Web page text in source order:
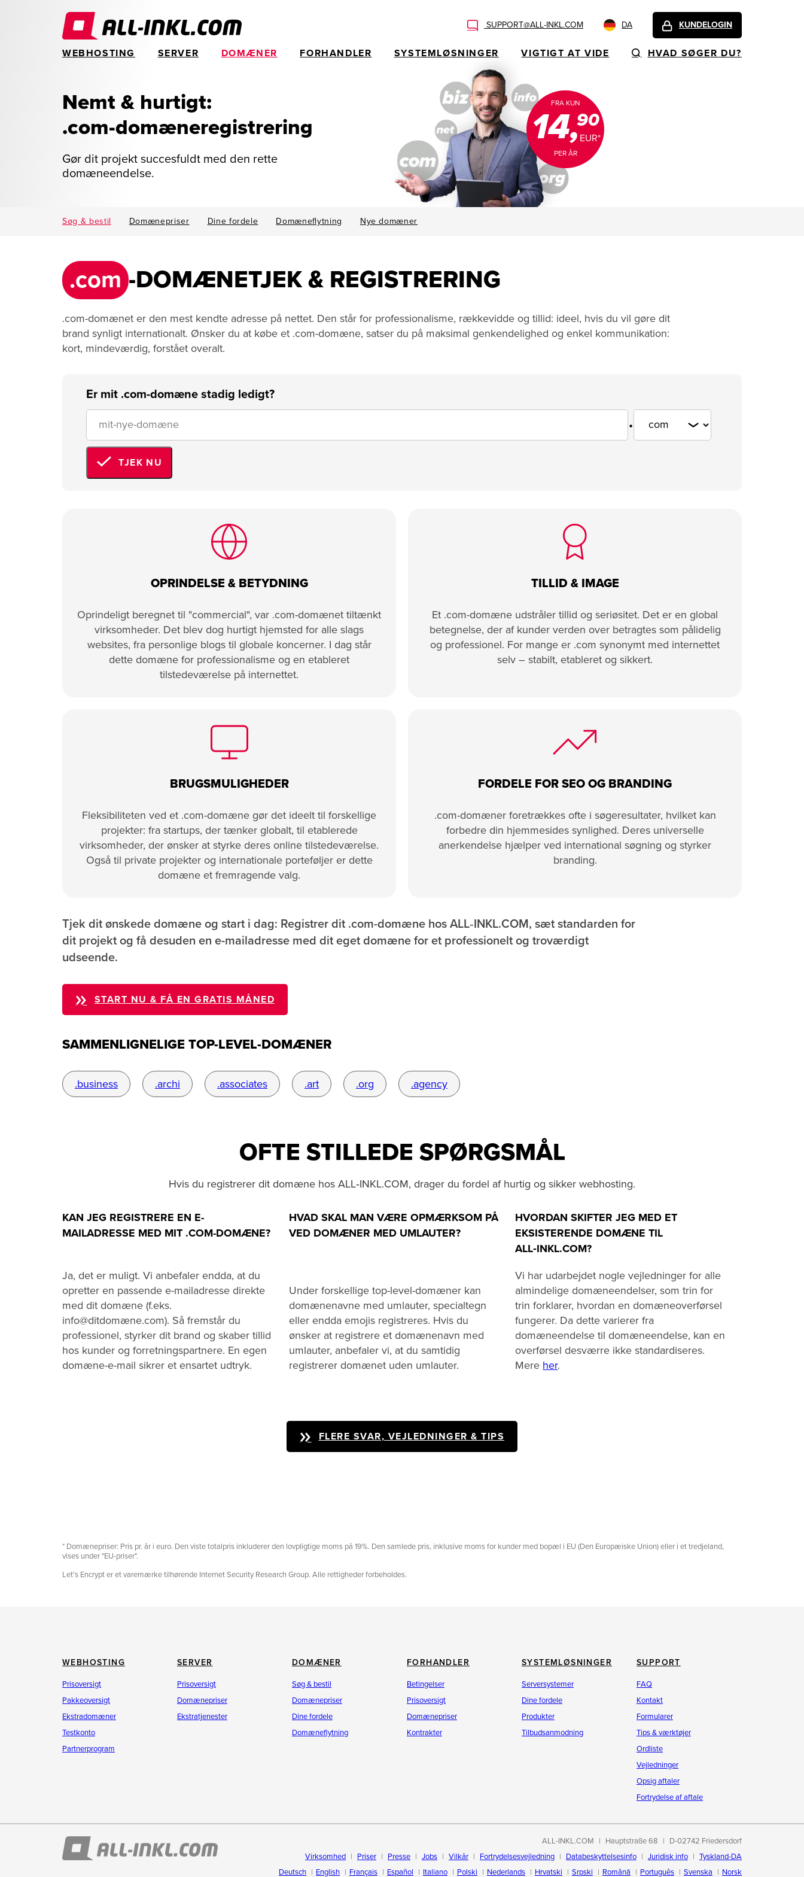
SUPPORT@ALL-INKL.COM DA KUNDELOGIN
WEBHOSTING SERVER DOMÆNER FORHANDLER SYSTEMLØSNINGER VIGTIGT AT VIDE HVAD SØGER DU?
Nemt & hurtigt:
.com-domæneregistrering
Gør dit projekt succesfuldt med den rette
domæneendelse.
FRA KUN
14,EUR*
90
PER ÅR
Søg & bestil Domænepriser Dine fordele Domæneflytning Nye domæner
.com -DOMÆNETJEK & REGISTRERING
.com-domænet er den mest kendte adresse på nettet. Den står for professionalisme, rækkevidde og tillid: ideel, hvis du vil gøre dit
brand synligt internationalt. Ønsker du at købe et .com-domæne, satser du på maksimal genkendelighed og enkel kommunikation:
kort, mindeværdig, forstået overalt.
Er mit .com-domæne stadig ledigt?
.
TJEK NU
OPRINDELSE & BETYDNING
Oprindeligt beregnet til "commercial", var .com-domænet tiltænkt
virksomheder. Det blev dog hurtigt hjemsted for alle slags
websites, fra personlige blogs til globale koncerner. I dag står
dette domæne for professionalisme og en etableret
tilstedeværelse på internettet.
TILLID & IMAGE
Et .com-domæne udstråler tillid og seriøsitet. Det er en global
betegnelse, der af kunder verden over betragtes som pålidelig
og professionel. For mange er .com synonymt med internettet
selv – stabilt, etableret og sikkert.
BRUGSMULIGHEDER
Fleksibiliteten ved et .com-domæne gør det ideelt til forskellige
projekter: fra startups, der tænker globalt, til etablerede
virksomheder, der ønsker at styrke deres online tilstedeværelse.
Også til private projekter og internationale porteføljer er dette
domæne et fremragende valg.
FORDELE FOR SEO OG BRANDING
.com-domæner foretrækkes ofte i søgeresultater, hvilket kan
forbedre din hjemmesides synlighed. Deres universelle
anerkendelse hjælper ved international søgning og styrker
branding.
Tjek dit ønskede domæne og start i dag: Registrer dit .com-domæne hos ALL‑INKL.COM, sæt standarden for
dit projekt og få desuden en e-mailadresse med dit eget domæne for et professionelt og troværdigt
udseende.
START NU & FÅ EN GRATIS MÅNED
SAMMENLIGNELIGE TOP-LEVEL-DOMÆNER
.business .archi .associates .art .org .agency
OFTE STILLEDE SPØRGSMÅL
Hvis du registrerer dit domæne hos ALL‑INKL.COM, drager du fordel af hurtig og sikker webhosting.
KAN JEG REGISTRERE EN E-
MAILADRESSE MED MIT .COM-DOMÆNE?
Ja, det er muligt. Vi anbefaler endda, at du
opretter en passende e-mailadresse direkte
med dit domæne (f.eks.
info@ditdomæne.com). Så fremstår du
professionel, styrker dit brand og skaber tillid
hos kunder og forretningspartnere. En egen
domæne-e-mail sikrer et ensartet udtryk.
HVAD SKAL MAN VÆRE OPMÆRKSOM PÅ
VED DOMÆNER MED UMLAUTER?
Under forskellige top-level-domæner kan
domænenavne med umlauter, specialtegn
eller endda emojis registreres. Hvis du
ønsker at registrere et domænenavn med
umlauter, anbefaler vi, at du samtidig
registrerer domænet uden umlauter.
HVORDAN SKIFTER JEG MED ET
EKSISTERENDE DOMÆNE TIL
ALL‑INKL.COM?
Vi har udarbejdet nogle vejledninger for alle
almindelige domæneendelser, som trin for
trin forklarer, hvordan en domæneoverførsel
fungerer. Da dette varierer fra
domæneendelse til domæneendelse, kan en
overførsel desværre ikke standardiseres.
Mere her.
FLERE SVAR, VEJLEDNINGER & TIPS
* Domænepriser: Pris pr. år i euro. Den viste totalpris inkluderer den lovpligtige moms på 19%. Den samlede pris, inklusive moms for kunder med bopæl i EU (Den Europæiske Union) eller i et tredjeland,
vises under "EU-priser".
Let's Encrypt er et varemærke tilhørende Internet Security Research Group. Alle rettigheder forbeholdes.
WEBHOSTING
Prisoversigt
Pakkeoversigt
Ekstradomæner
Testkonto
Partnerprogram
SERVER
Prisoversigt
Domænepriser
Ekstratjenester
DOMÆNER
Søg & bestil
Domænepriser
Dine fordele
Domæneflytning
FORHANDLER
Betingelser
Prisoversigt
Domænepriser
Kontrakter
SYSTEMLØSNINGER
Serversystemer
Dine fordele
Produkter
Tilbudsanmodning
SUPPORT
FAQ
Kontakt
Formularer
Tips & værktøjer
Ordliste
Vejledninger
Opsig aftaler
Fortrydelse af aftale
ALL-INKL.COM Hauptstraße 68
D-02742 Friedersdorf
Virksomhed
Priser Presse Jobs Vilkår Fortrydelsesvejledning Databeskyttelsesinfo Juridisk info
Tyskland-DA
Deutsch
English Français Español Italiano Polski Nederlands Hrvatski Srpski Română Português Svenska Norsk